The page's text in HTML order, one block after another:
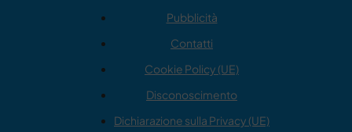
Pubblicità
Contatti
Cookie Policy (UE)
Disconoscimento
Dichiarazione sulla Privacy (UE)